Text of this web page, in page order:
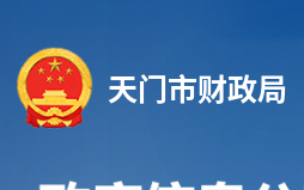
天门市财政局